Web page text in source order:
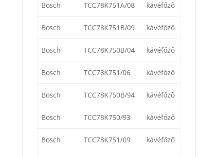
Bosch TCC78K751A/08 kávéfőző
Bosch TCC78K751B/09 kávéfőző
Bosch TCC78K750B/04 kávéfőző
Bosch TCC78K751/06 kávéfőző
Bosch TCC78K750B/94 kávéfőző
Bosch TCC78K750/93 kávéfőző
Bosch TCC78K751/09 kávéfőző